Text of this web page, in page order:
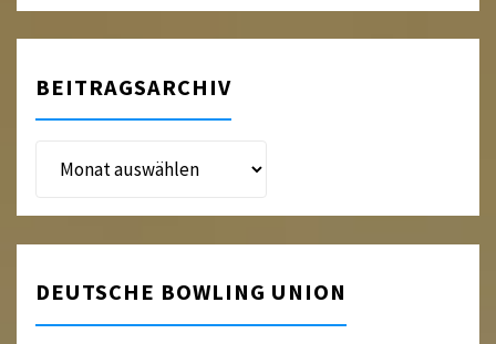
BEITRAGSARCHIV
Beitragsarchiv
DEUTSCHE BOWLING UNION